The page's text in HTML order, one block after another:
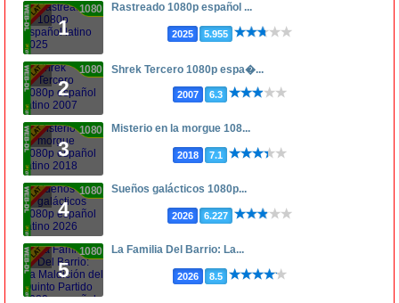
1
1080p Rastreado 1080p español ...
2025 5.955
2
1080p Shrek Tercero 1080p espa�...
2007 6.3
3
1080p Misterio en la morgue 108...
2018 7.1
4
1080p Sueños galácticos 1080p...
2026 6.227
5
1080p La Familia Del Barrio: La...
2026 8.5